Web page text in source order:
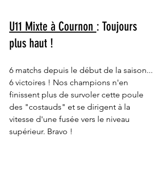
U11 Mixte à Cournon : Toujours
plus haut !
6 matchs depuis le début de la saison...
6 victoires ! Nos champions n'en
finissent plus de survoler cette poule
des "costauds" et se dirigent à la
vitesse d'une fusée vers le niveau
supérieur. Bravo !